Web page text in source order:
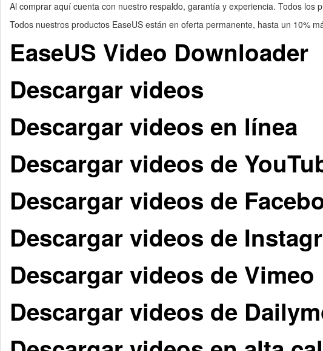
Al comprar aquí cuenta con nuestro respaldo, garantía y experiencia. Todos los
Todos nuestros productos EaseUS están en oferta permanente, hasta un 10%
EaseUS Video Downloader
Descargar videos
Descargar videos en línea
Descargar videos de
Descargar videos de
Descargar videos de
Descargar videos de Vimeo
Descargar videos de